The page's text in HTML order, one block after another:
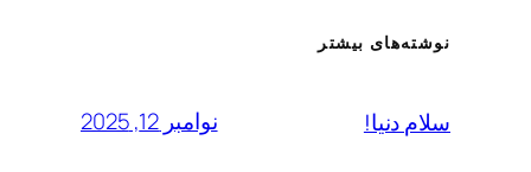
نوشته‌های بیشتر
سلام دنیا! نوامبر 12, 2025